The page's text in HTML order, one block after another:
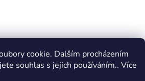
cookie. Dalším procházením
souhlas s jejich používáním.. Více